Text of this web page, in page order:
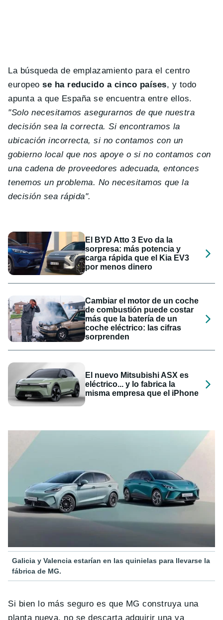
La búsqueda de emplazamiento para el centro
europeose ha reducido a cinco países, y todo
apunta a que España se encuentra entre ellos.
"Solo necesitamos asegurarnos de que nuestra
decisión sea la correcta. Si encontramos la
ubicación incorrecta, si no contamos con un
gobierno local que nos apoye o si no contamos con
una cadena de proveedores adecuada, entonces
tenemos un problema. No necesitamos que la
decisión sea rápida".
El BYD Atto 3 Evo da la
sorpresa: más potencia y
carga rápida que el Kia EV3
por menos dinero
Cambiar el motor de un coche
de combustión puede costar
más que la batería de un
coche eléctrico: las cifras
sorprenden
El nuevo Mitsubishi ASX es
eléctrico... y lo fabrica la
misma empresa que el iPhone
Galicia y Valencia estarían en las quinielas para llevarse la
fábrica de MG.
Si bien lo más seguro es que MG construya una
planta nueva, no se descarta adquirir una ya